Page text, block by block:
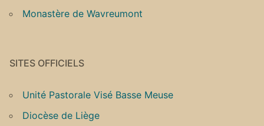
Monastère de Wavreumont
SITES OFFICIELS
Unité Pastorale Visé Basse Meuse
Diocèse de Liège